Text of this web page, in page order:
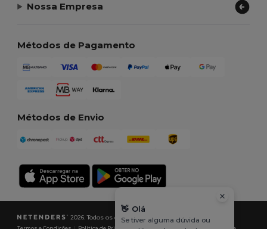
Nossa Empresa
Métodos de Pagamento
Métodos de Envio
2026. Todos os direitos reservados
👋 Olá
Se tiver alguma dúvida ou